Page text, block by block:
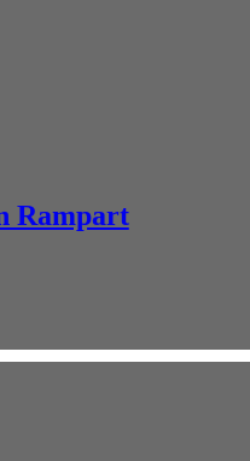
Rampart